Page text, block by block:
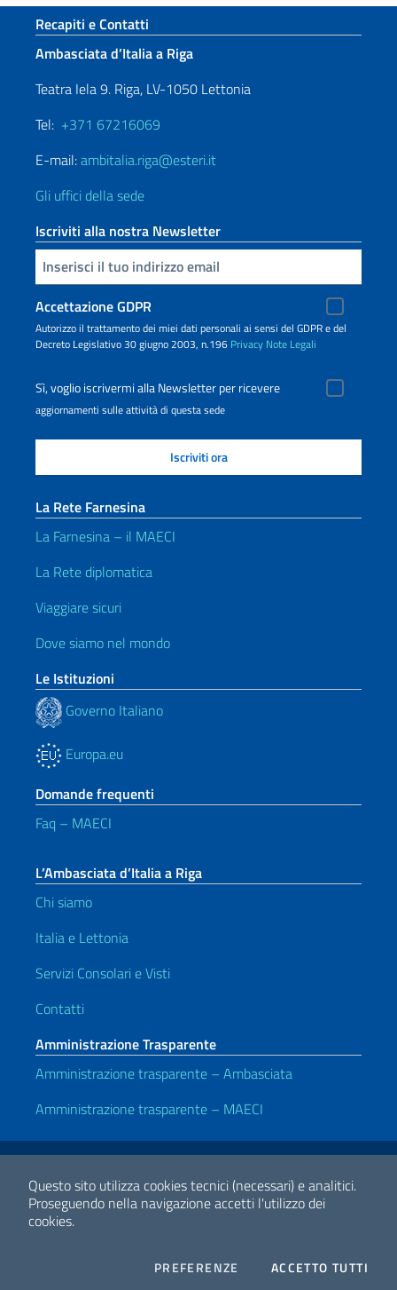
Questo sito utilizza cookies tecnici (necessari) e analitici.
Proseguendo nella navigazione accetti l'utilizzo dei
cookies.
PREFERENZE COOKIESACCETTO TUTTI
Sezione footer
Recapiti e Contatti
Ambasciata d’Italia a Riga
Teatra Iela 9. Riga, LV-1050 Lettonia
Tel: +371 67216069
E-mail:ambitalia.riga@esteri.it
Gli uffici della sede
Iscriviti alla nostra Newsletter
Inserisci la tua email
Accettazione GDPR
Autorizzo il trattamento dei miei dati personali ai sensi del GDPR e del
Decreto Legislativo 30 giugno 2003, n.196 Privacy Note Legali
Sì, voglio iscrivermi alla Newsletter per ricevere
aggiornamenti sulle attività di questa sede
La Rete Farnesina
La Farnesina – il MAECI
La Rete diplomatica
Viaggiare sicuri
Dove siamo nel mondo
Le Istituzioni
Governo Italiano
Europa.eu
Domande frequenti
Faq – MAECI
L’Ambasciata d’Italia a Riga
Chi siamo
Italia e Lettonia
Servizi Consolari e Visti
Contatti
Amministrazione Trasparente
Amministrazione trasparente – Ambasciata
Amministrazione trasparente – MAECI
Link Utili